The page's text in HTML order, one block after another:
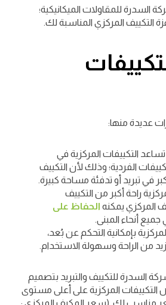
السدرة للمقاولات الميكانيكية؛
التكييف المركزي المناسبة لك.
عديدة منها:
التكييفات المركزية في
الفردية؛ وذلك لأن التكييف
في تبريد أو تدفئة مساحة كبيرة.
راحة أكبر من التكييف
المركزي يمكنه الحفاظ على
جميع أنحاء المبنى.
بإمكانية التحكم عن بُعد،
من الراحة وسهولة الاستخدام.
السدرة للتكييف والتبريد بتصميم
المركزية على أعلى مستوى